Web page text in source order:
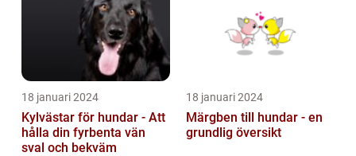
18 januari 2024
Kylvästar för hundar - Att
hålla din fyrbenta vän
sval och bekväm
18 januari 2024
Märgben till hundar - en
grundlig översikt